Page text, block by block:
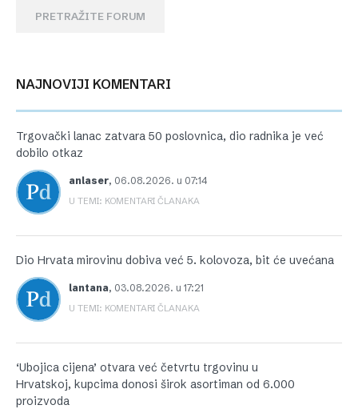
PRETRAŽITE FORUM
NAJNOVIJI KOMENTARI
Trgovački lanac zatvara 50 poslovnica, dio radnika je već
dobilo otkaz
anlaser, 06.08.2026. u 07:14
U TEMI: KOMENTARI ČLANAKA
Dio Hrvata mirovinu dobiva već 5. kolovoza, bit će uvećana
lantana, 03.08.2026. u 17:21
U TEMI: KOMENTARI ČLANAKA
‘Ubojica cijena’ otvara već četvrtu trgovinu u
Hrvatskoj, kupcima donosi širok asortiman od 6.000
proizvoda